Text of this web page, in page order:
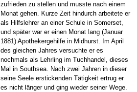
zufrieden zu stellen und musste nach einem
Monat gehen. Kurze Zeit hindurch arbeitete er
als Hilfslehrer an einer Schule in Somerset,
und später war er einen Monat lang (Januar
1881) Apothekergehilfe in Midhurst. Im April
des gleichen Jahres versuchte er es
nochmals als Lehrling im Tuchhandel, dieses
Mal in Southsea. Nach zwei Jahren in dieser
seine Seele erstickenden Tätigkeit ertrug er
es nicht länger und ging wieder seiner Wege.